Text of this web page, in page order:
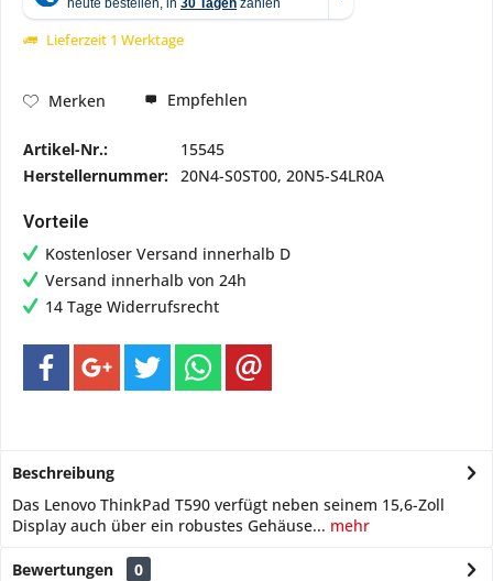
Lieferzeit 1 Werktage
Merken Empfehlen
Artikel-Nr.:
15545
Herstellernummer: 20N4-S0ST00, 20N5-S4LR0A
Vorteile
Kostenloser Versand innerhalb D
Versand innerhalb von 24h
14 Tage Widerrufsrecht
Beschreibung
Das Lenovo ThinkPad T590 verfügt neben seinem 15,6-Zoll
Display auch über ein robustes Gehäuse... mehr
Bewertungen
0